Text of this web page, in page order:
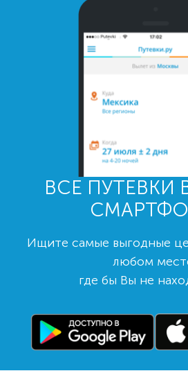
ВСЕ ПУТЕВКИ
Ищите самые выгодные
любом
где бы Вы не